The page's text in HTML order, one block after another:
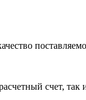
счет, так